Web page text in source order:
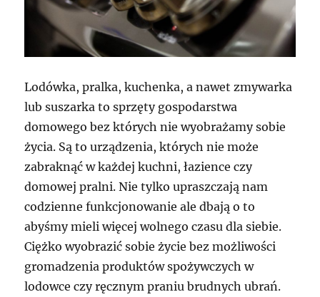
Lodówka, pralka, kuchenka, a nawet zmywarka
lub suszarka to sprzęty gospodarstwa
domowego bez których nie wyobrażamy sobie
życia. Są to urządzenia, których nie może
zabraknąć w każdej kuchni, łazience czy
domowej pralni. Nie tylko upraszczają nam
codzienne funkcjonowanie ale dbają o to
abyśmy mieli więcej wolnego czasu dla siebie.
Ciężko wyobrazić sobie życie bez możliwości
gromadzenia produktów spożywczych w
lodowce czy ręcznym praniu brudnych ubrań.